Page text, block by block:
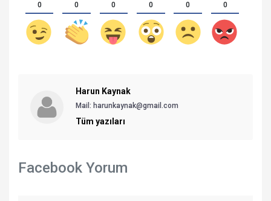
0 0 0 0 0 0
Harun Kaynak
Mail: harunkaynak@gmail.com
Tüm yazıları
Facebook Yorum